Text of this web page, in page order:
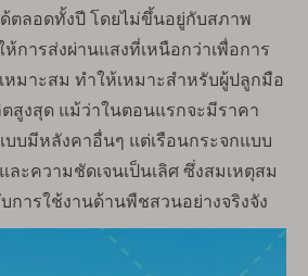
ตลอดทั้งปี โดยไม่ขึ้นอยู่กับสภาพ
การส่งผ่านแสงที่เหนือกว่าเพื่อการ
หมาะสม ทำให้เหมาะสำหรับผู้ปลูกมือ
สูงสุด แม้ว่าในตอนแรกจะมีราคา
บบมีหลังคาอื่นๆ แต่เรือนกระจกแบบ
ะความชัดเจนเป็นเลิศ ซึ่งสมเหตุสม
การใช้งานด้านพืชสวนอย่างจริงจัง